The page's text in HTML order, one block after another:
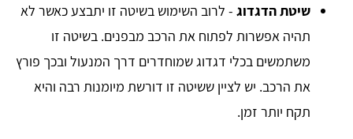
שיטת הדגדוג - לרוב השימוש בשיטה זו יתבצע כאשר לא
תהיה אפשרות לפתוח את הרכב מבפנים. בשיטה זו
משתמשים בכלי דגדוג שמוחדרים דרך המנעול ובכך פורץ
את הרכב. יש לציין ששיטה זו דורשת מיומנות רבה והיא
תקח יותר זמן.